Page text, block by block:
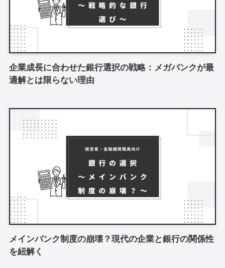
企業成長に合わせた銀行選択の戦略：メガバンクが最
適解とは限らない理由
メインバンク制度の崩壊？現代の企業と銀行の関係性
を紐解く